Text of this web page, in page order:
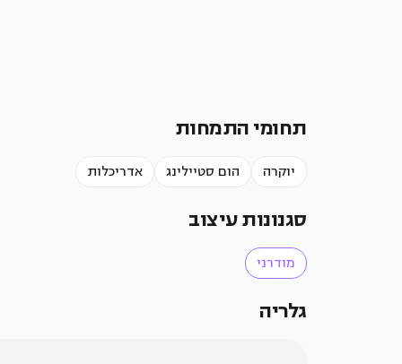
תחומי התמחות
יוקרה הום סטיילינג אדריכלות
סגנונות עיצוב
מודרני
גלריה
גונן